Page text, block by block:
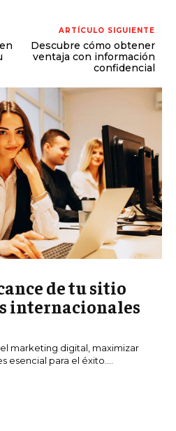
ARTÍCULO SIGUIENTE
Descubre cómo obtener
ventaja con información
confidencial
de tu sitio
internacionales
marketing digital, maximizar
esencial para el éxito....